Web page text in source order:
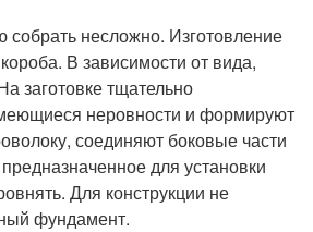
собрать несложно. Изготовление
В зависимости от вида,
заготовке тщательно
неровности и формируют
соединяют боковые части
для установки
Для конструкции не
фундамент.